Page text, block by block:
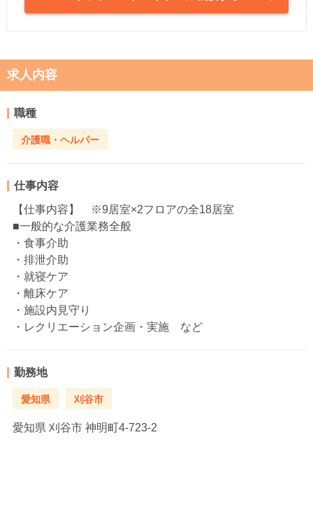
求人内容
職種
介護職・ヘルパー
仕事内容
【仕事内容】 ※9居室×2フロアの全18居室
■一般的な介護業務全般
・食事介助
・排泄介助
・就寝ケア
・離床ケア
・施設内見守り
・レクリエーション企画・実施 など
勤務地
愛知県 刈谷市
愛知県 刈谷市 神明町4‐723-2